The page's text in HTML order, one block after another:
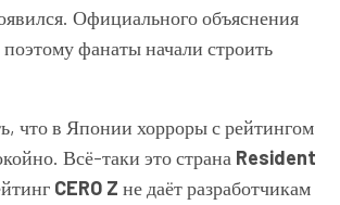
Официального объяснения
фанаты начали строить
что в Японии хорроры с рейтингом
Всё-таки это страна Resident
CERO Z не даёт разработчикам